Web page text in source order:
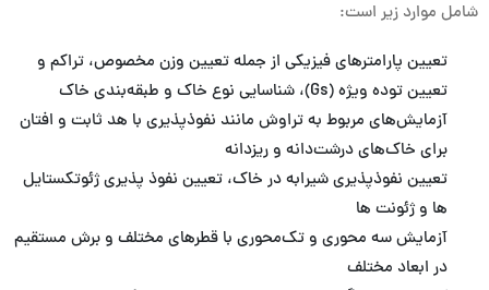
شامل موارد زیر است:
تعیین پارامترهای فیزیکی از جمله تعیین وزن مخصوص، تراکم و
تعیین توده ویژه (Gs)، شناسایی نوع خاک و طبقه‌بندی خاک
آزمایش‌های مربوط به تراوش مانند نفوذپذیری با هد ثابت و افتان
برای خاک‌های درشت‌دانه و ریز‌دانه
تعیین نفوذپذیری شیرابه در خاک، تعیین نفوذ پذیری ژئوتکستایل
ها و ژئونت ها
آزمایش سه محوری و تک‌محوری با قطرهای مختلف و برش مستقیم
در ابعاد مختلف